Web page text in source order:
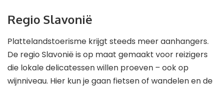
Regio Slavonië
Plattelandstoerisme krijgt steeds meer aanhangers.
De regio Slavonië is op maat gemaakt voor reizigers
die lokale delicatessen willen proeven – ook op
wijnniveau. Hier kun je gaan fietsen of wandelen en de